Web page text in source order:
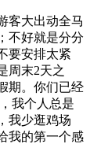
客大出动全马
不好就是分分
要安排太紧
周末2天之
期。你们已经
我个人总是
我少逛鸡场
我的第一个感